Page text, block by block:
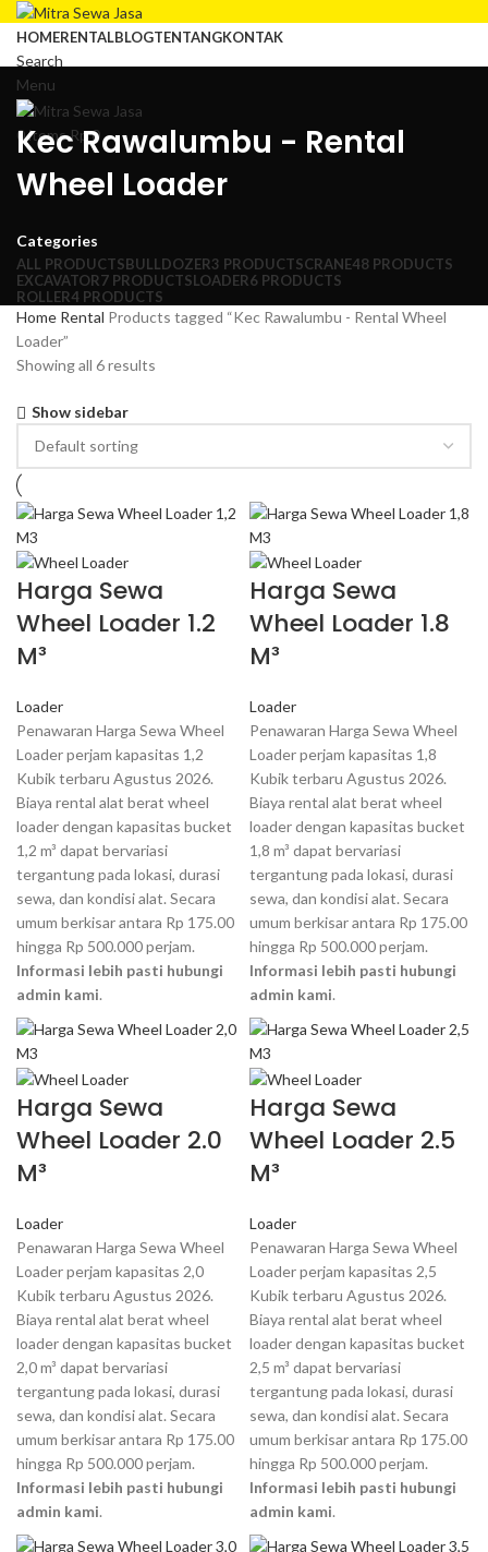
HOMERENTALBLOGTENTANGKONTAK
Search
Menu
0itemsRp0
Kec Rawalumbu - Rental
Wheel Loader
Categories
ALL PRODUCTSBULLDOZER3 PRODUCTSCRANE48 PRODUCTS
EXCAVATOR7 PRODUCTSLOADER6 PRODUCTS
ROLLER4 PRODUCTS
Home Rental Products tagged “Kec Rawalumbu - Rental Wheel
Loader”
Showing all 6 results
Show sidebar
Harga Sewa
Wheel Loader 1.2
M³
Loader
Penawaran Harga Sewa Wheel
Loader perjam kapasitas 1,2
Kubik terbaru Agustus 2026.
Biaya rental alat berat wheel
loader dengan kapasitas bucket
1,2 m³ dapat bervariasi
tergantung pada lokasi, durasi
sewa, dan kondisi alat. Secara
umum berkisar antara Rp 175.00
hingga Rp 500.000 perjam.
Informasi lebih pasti hubungi
admin kami.
Harga Sewa
Wheel Loader 1.8
M³
Loader
Penawaran Harga Sewa Wheel
Loader perjam kapasitas 1,8
Kubik terbaru Agustus 2026.
Biaya rental alat berat wheel
loader dengan kapasitas bucket
1,8 m³ dapat bervariasi
tergantung pada lokasi, durasi
sewa, dan kondisi alat. Secara
umum berkisar antara Rp 175.00
hingga Rp 500.000 perjam.
Informasi lebih pasti hubungi
admin kami.
Harga Sewa
Wheel Loader 2.0
M³
Loader
Penawaran Harga Sewa Wheel
Loader perjam kapasitas 2,0
Kubik terbaru Agustus 2026.
Biaya rental alat berat wheel
loader dengan kapasitas bucket
2,0 m³ dapat bervariasi
tergantung pada lokasi, durasi
sewa, dan kondisi alat. Secara
umum berkisar antara Rp 175.00
hingga Rp 500.000 perjam.
Informasi lebih pasti hubungi
admin kami.
Harga Sewa
Wheel Loader 2.5
M³
Loader
Penawaran Harga Sewa Wheel
Loader perjam kapasitas 2,5
Kubik terbaru Agustus 2026.
Biaya rental alat berat wheel
loader dengan kapasitas bucket
2,5 m³ dapat bervariasi
tergantung pada lokasi, durasi
sewa, dan kondisi alat. Secara
umum berkisar antara Rp 175.00
hingga Rp 500.000 perjam.
Informasi lebih pasti hubungi
admin kami.